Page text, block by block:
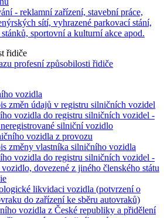
- reklamní zařízení, stavební práce,
sítí, vyhrazené parkovací stání,
sportovní a kulturní akce apod.
řidiče
profesní způsobilosti řidiče
vozidla
změn údajů v registru silničních vozidel
vozidla do registru silničních vozidel -
silniční vozidlo
vozidla z provozu
změny vlastníka silničního vozidla
vozidla do registru silničních vozidel -
dovezené z jiného členského státu
likvidaci vozidla (potvrzení o
do zařízení ke sběru autovraků)
vozidla z České republiky a přidělení